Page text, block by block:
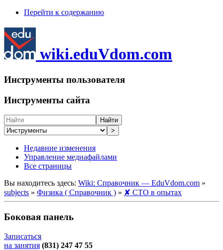
Перейти к содержанию
wiki.eduVdom.com
Инструменты пользователя
Инструменты сайта
Найти
>
Недавние изменения
Управление медиафайлами
Все страницы
Вы находитесь здесь: Wiki: Справочник — EduVdom.com »
subjects » Физика ( Справочник ) » ✘ СТО в опытах
Боковая панель
Записаться
на занятия (831) 247 47 55